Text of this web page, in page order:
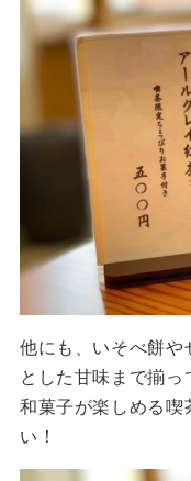
他にも、いそべ餅や
とした甘味まで揃
和菓子が楽しめる喫
い！